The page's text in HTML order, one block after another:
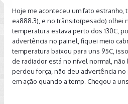
Hoje me aconteceu um fato estranho,
ea888.3), e no trânsito(pesado) olhei
temperatura estava perto dos 130C,
advertência no painel, fiquei meio
temperatura baixou para uns 95C,
de radiador está no nível normal, não
perdeu força, não deu advertência
em ação quando a temp. Chegou a uns